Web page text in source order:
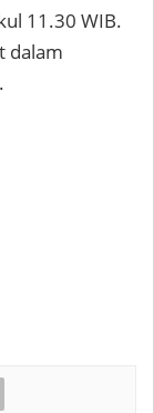
11.30 WIB.
dalam